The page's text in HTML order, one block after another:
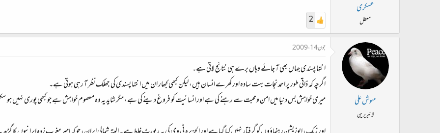
عسکری
معطل 2
مہوش علی
لائبریرین
جون 14، 2009
انتہا پسندی جہاں بھی آ جائے وہاں برے ہی نتائج لاتی ہے۔
اگرچہ کہ ذاتی طور پر احمد نجات بہت سادہ اور کھرے انسان ہیں، لیکن کبھی کبھار ان میں انتہا پسندی کی جھلک نظر آ رہی ہوتی ہے۔
میری خواہش بس دنیا میں امن ومحبت سے رہنے کی ہے اور انسانیت کو فروغ دینے کی ہے، مگر شاید یہ وہ معصوم خواہش ہے جو کبھی پوری نہیں ہو